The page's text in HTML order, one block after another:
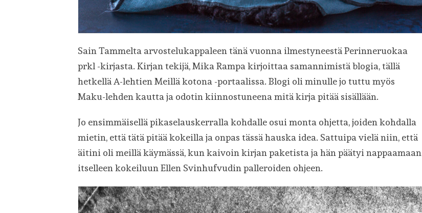
Sain Tammelta arvostelukappaleen tänä vuonna ilmestyneestä Perinneruokaa
prkl -kirjasta. Kirjan tekijä, Mika Rampa kirjoittaa samannimistä blogia, tällä
hetkellä A-lehtien Meillä kotona -portaalissa. Blogi oli minulle jo tuttu myös
Maku-lehden kautta ja odotin kiinnostuneena mitä kirja pitää sisällään.
Jo ensimmäisellä pikaselauskerralla kohdalle osui monta ohjetta, joiden kohdalla
mietin, että tätä pitää kokeilla ja onpas tässä hauska idea. Sattuipa vielä niin, että
äitini oli meillä käymässä, kun kaivoin kirjan paketista ja hän päätyi nappaamaan
itselleen kokeiluun Ellen Svinhufvudin palleroiden ohjeen.